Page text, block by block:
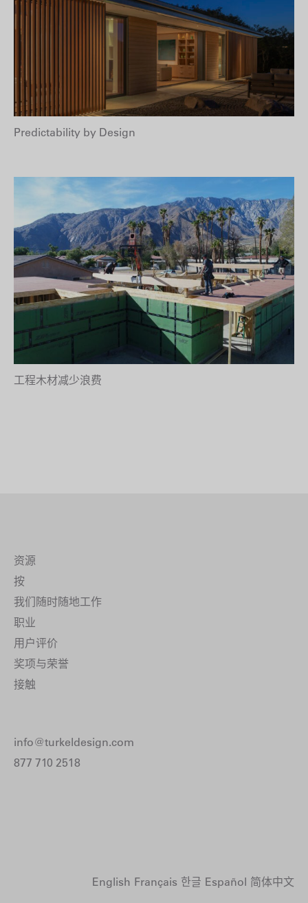
Predictability by Design
工程木材减少浪费
资源
按
我们随时随地工作
职业
用户评价
奖项与荣誉
接触
info@turkeldesign.com
877 710 2518
English Français 한글 Español 简体中文